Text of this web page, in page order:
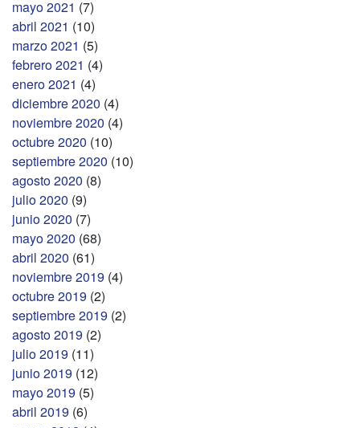
mayo 2021 (7)
abril 2021 (10)
marzo 2021 (5)
febrero 2021 (4)
enero 2021 (4)
diciembre 2020 (4)
noviembre 2020 (4)
octubre 2020 (10)
septiembre 2020 (10)
agosto 2020 (8)
julio 2020 (9)
junio 2020 (7)
mayo 2020 (68)
abril 2020 (61)
noviembre 2019 (4)
octubre 2019 (2)
septiembre 2019 (2)
agosto 2019 (2)
julio 2019 (11)
junio 2019 (12)
mayo 2019 (5)
abril 2019 (6)